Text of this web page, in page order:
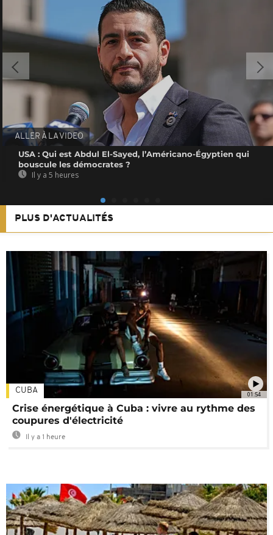
ALLER À LA VIDEO
USA : Qui est Abdul El-Sayed, l’Américano-Égyptien qui
bouscule les démocrates ?
Il y a 5 heures
PLUS D'ACTUALITÉS
01:54
CUBA
Crise énergétique à Cuba : vivre au rythme des
coupures d'électricité
Il y a 1 heure